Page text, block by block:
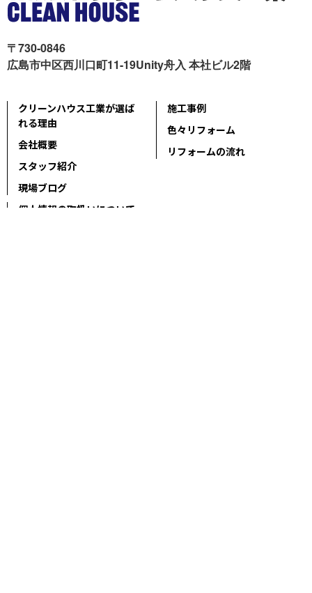
〒730-0846
広島市中区西川口町11-19Unity舟入 本社ビル2階
クリーンハウス工業が選ば
れる理由
会社概要
スタッフ紹介
現場ブログ
施工事例
色々リフォーム
リフォームの流れ
個人情報の取扱いについて